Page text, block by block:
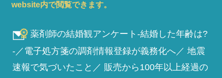
website内で閲覧できます。
薬剤師の結婚観アンケート-結婚した年齢は?
-／電子処方箋の調剤情報登録が義務化へ／ 地震
速報で気づいたこと／ 販売から100年以上経過の